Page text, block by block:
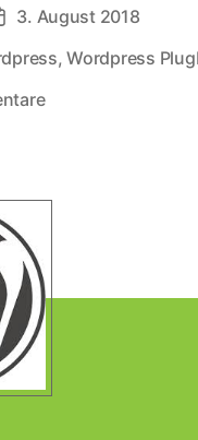
3. August 2018
,Wordpress
zu
WordPress